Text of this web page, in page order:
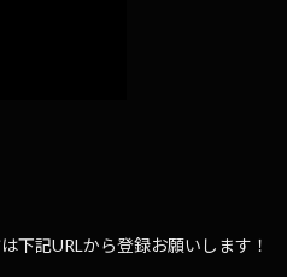
下記URLから登録お願いします！